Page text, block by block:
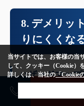
8. デメリッ
りにくくな
ハザードマッ
当サイトでは、お客様の当
して、クッキー（Cookie）
詳しくは、当社の「Cookie